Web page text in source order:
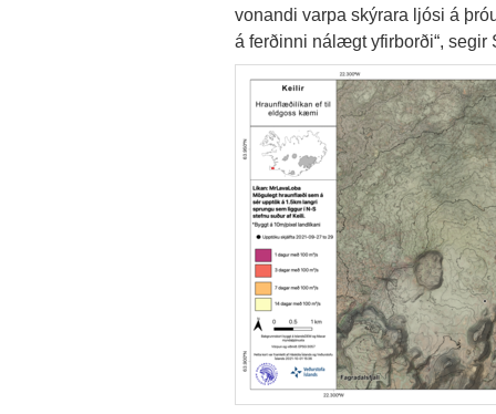
vonandi varpa skýrara ljósi á
á ferðinni nálægt yfirborði“, segir